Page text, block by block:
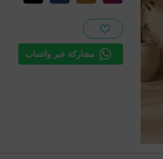
مشاركة عبر واتساب